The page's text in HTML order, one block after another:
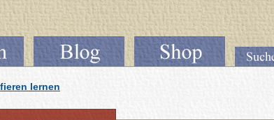
lernen